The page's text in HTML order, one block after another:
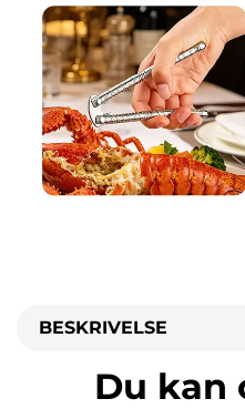
BESKRIVELSE
Du kan